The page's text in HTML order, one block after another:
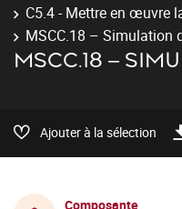
C5.4 - Mettre en œuvre
MSCC.18 – Simulation
MSCC.18 –
Ajouter à la sélection
Composante